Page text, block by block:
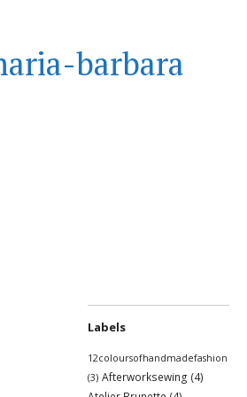
barbara
Labels
12coloursofhandmadefashion
(3) Afterworksewing (4)